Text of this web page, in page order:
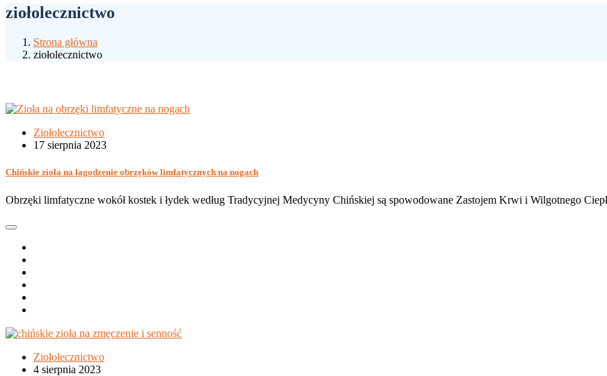
ziołolecznictwo
Strona główna
ziołolecznictwo
Ziołolecznictwo
17 sierpnia 2023
Chińskie zioła na łagodzenie obrzęków limfatycznych na nogach
Obrzęki limfatyczne wokół kostek i łydek według Tradycyjnej Medycyny Chińskiej są spowodowane Zastojem Krwi i Wilgotnego
Ziołolecznictwo
4 sierpnia 2023